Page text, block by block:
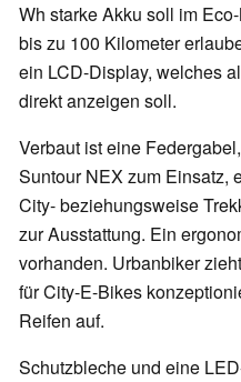
Wh starke Akku soll im
bis zu 100 Kilometer
ein LCD-Display, welches
direkt anzeigen soll.
Verbaut ist eine
Suntour NEX zum Einsatz,
City- beziehungsweise
zur Ausstattung. Ein
vorhanden. Urbanbiker
für City-E-Bikes
Reifen auf.
Schutzbleche und eine